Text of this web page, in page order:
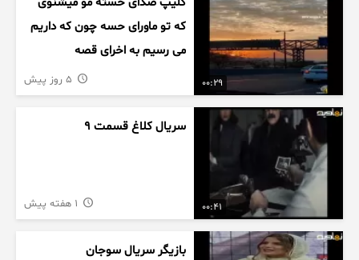
00:29
که تو ماورای حسه چون که داریم
می رسیم به اخرای قصه
00:41
سریال کلاغ قسمت 9
بازیگر سریال سوجان